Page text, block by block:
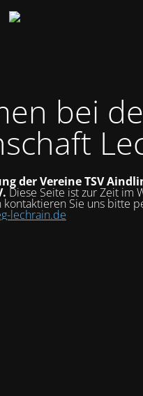
bei
der VereineTSV
Diese Seite ist zur Zeit im
Sie uns bitte
lechrain.de